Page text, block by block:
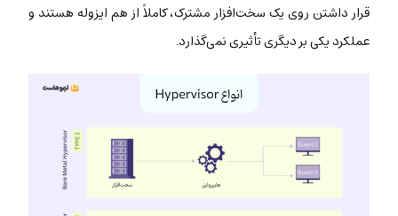
قرار داشتن روی یک سخت‌افزار مشترک، کاملاً از هم ایزوله هستند و
عملکرد یکی بر دیگری تأثیری نمی‌گذارد.